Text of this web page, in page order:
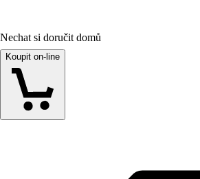
Nechat si doručit domů
Koupit on-line